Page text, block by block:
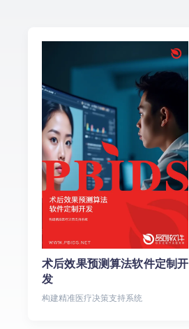
术后效果预测算法软件定制开
发
构建精准医疗决策支持系统